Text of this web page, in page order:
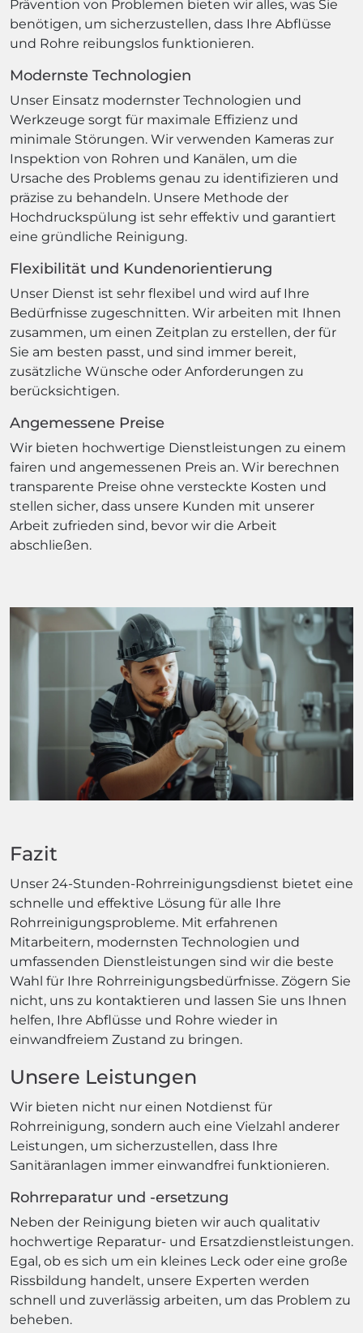
Prävention von Problemen bieten wir alles, was Sie
benötigen, um sicherzustellen, dass Ihre Abflüsse
und Rohre reibungslos funktionieren.
Modernste Technologien
Unser Einsatz modernster Technologien und
Werkzeuge sorgt für maximale Effizienz und
minimale Störungen. Wir verwenden Kameras zur
Inspektion von Rohren und Kanälen, um die
Ursache des Problems genau zu identifizieren und
präzise zu behandeln. Unsere Methode der
Hochdruckspülung ist sehr effektiv und garantiert
eine gründliche Reinigung.
Flexibilität und Kundenorientierung
Unser Dienst ist sehr flexibel und wird auf Ihre
Bedürfnisse zugeschnitten. Wir arbeiten mit Ihnen
zusammen, um einen Zeitplan zu erstellen, der für
Sie am besten passt, und sind immer bereit,
zusätzliche Wünsche oder Anforderungen zu
berücksichtigen.
Angemessene Preise
Wir bieten hochwertige Dienstleistungen zu einem
fairen und angemessenen Preis an. Wir berechnen
transparente Preise ohne versteckte Kosten und
stellen sicher, dass unsere Kunden mit unserer
Arbeit zufrieden sind, bevor wir die Arbeit
abschließen.
Fazit
Unser 24-Stunden-Rohrreinigungsdienst bietet eine
schnelle und effektive Lösung für alle Ihre
Rohrreinigungsprobleme. Mit erfahrenen
Mitarbeitern, modernsten Technologien und
umfassenden Dienstleistungen sind wir die beste
Wahl für Ihre Rohrreinigungsbedürfnisse. Zögern Sie
nicht, uns zu kontaktieren und lassen Sie uns Ihnen
helfen, Ihre Abflüsse und Rohre wieder in
einwandfreiem Zustand zu bringen.
Unsere Leistungen
Wir bieten nicht nur einen Notdienst für
Rohrreinigung, sondern auch eine Vielzahl anderer
Leistungen, um sicherzustellen, dass Ihre
Sanitäranlagen immer einwandfrei funktionieren.
Rohrreparatur und -ersetzung
Neben der Reinigung bieten wir auch qualitativ
hochwertige Reparatur- und Ersatzdienstleistungen.
Egal, ob es sich um ein kleines Leck oder eine große
Rissbildung handelt, unsere Experten werden
schnell und zuverlässig arbeiten, um das Problem zu
beheben.